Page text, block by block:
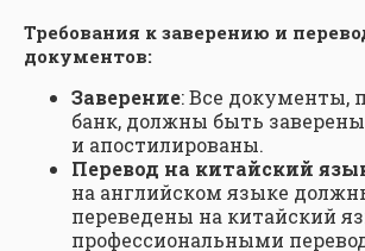
Требования к заверению и
документов:
Заверение: Все документы,
банк, должны быть
и апостилированы.
Перевод на китайский
на английском языке
переведены на китайский
профессиональными